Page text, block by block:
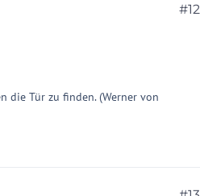
#12
die Tür zu finden. (Werner von